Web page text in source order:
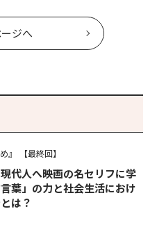
ジへ
』 【最終回】
代人へ――映画の名セリフに学
葉」の力と社会生活におけ
は？